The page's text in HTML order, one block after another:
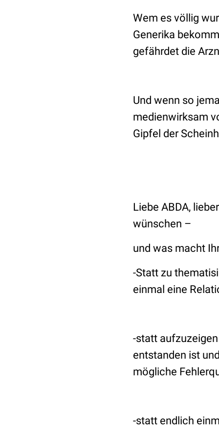
Wem es völlig
Generika
gefährdet die
Und wenn so
medienwirksam
Gipfel der
Liebe ABDA,
wünschen –
und was macht
-Statt zu
einmal eine
-statt
entstanden ist
mögliche
-statt endlich